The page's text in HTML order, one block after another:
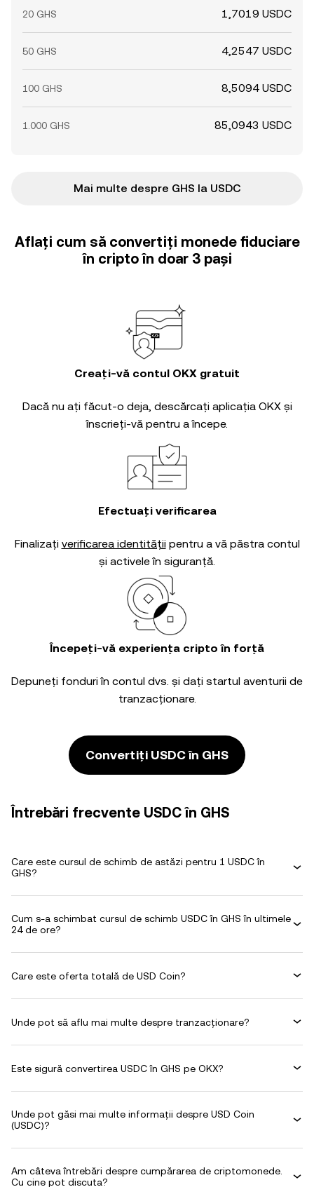
20 GHS 1,7019 USDC
50 GHS 4,2547 USDC
100 GHS 8,5094 USDC
1.000 GHS 85,0943 USDC
Mai multe despre GHS la USDC
Aflați cum să convertiți monede fiduciare
în cripto în doar 3 pași
Creați-vă contul OKX gratuit
Dacă nu ați făcut-o deja, descărcați aplicația OKX și
înscrieți-vă pentru a începe.
Efectuați verificarea
Finalizați verificarea identității pentru a vă păstra contul
și activele în siguranță.
Începeți-vă experiența cripto în forță
Depuneți fonduri în contul dvs. și dați startul aventurii de
tranzacționare.
Convertiți USDC în GHS
Întrebări frecvente USDC în GHS
Care este cursul de schimb de astăzi pentru 1 USDC în
GHS?
Cum s-a schimbat cursul de schimb USDC în GHS în ultimele
24 de ore?
Care este oferta totală de USD Coin?
Unde pot să aflu mai multe despre tranzacționare?
Este sigură convertirea USDC în GHS pe OKX?
Unde pot găsi mai multe informații despre USD Coin
(USDC)?
Am câteva întrebări despre cumpărarea de criptomonede.
Cu cine pot discuta?